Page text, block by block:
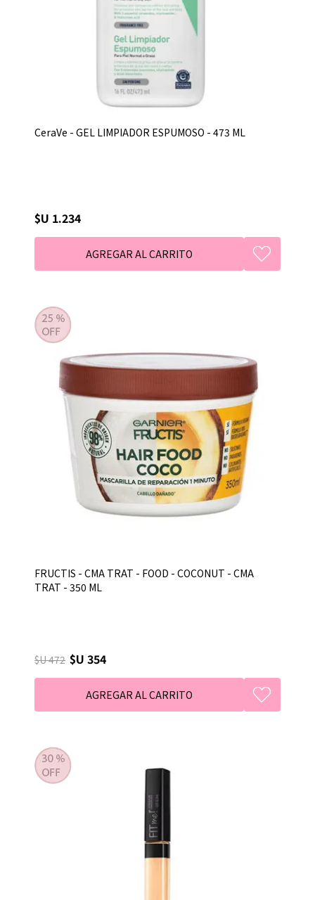
CeraVe - GEL LIMPIADOR ESPUMOSO - 473 ML
$U 1.234
FRUCTIS - CMA TRAT - FOOD - COCONUT - CMA
TRAT - 350 ML
$U 472 $U 354